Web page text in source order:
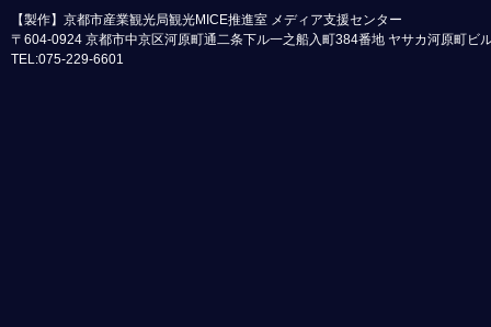
【製作】京都市産業観光局観光MICE推進室 メディア支援センター
〒604-0924 京都市中京区河原町通二条下ル一之船入町384番地 ヤサカ河原町ビ
TEL:075-229-6601